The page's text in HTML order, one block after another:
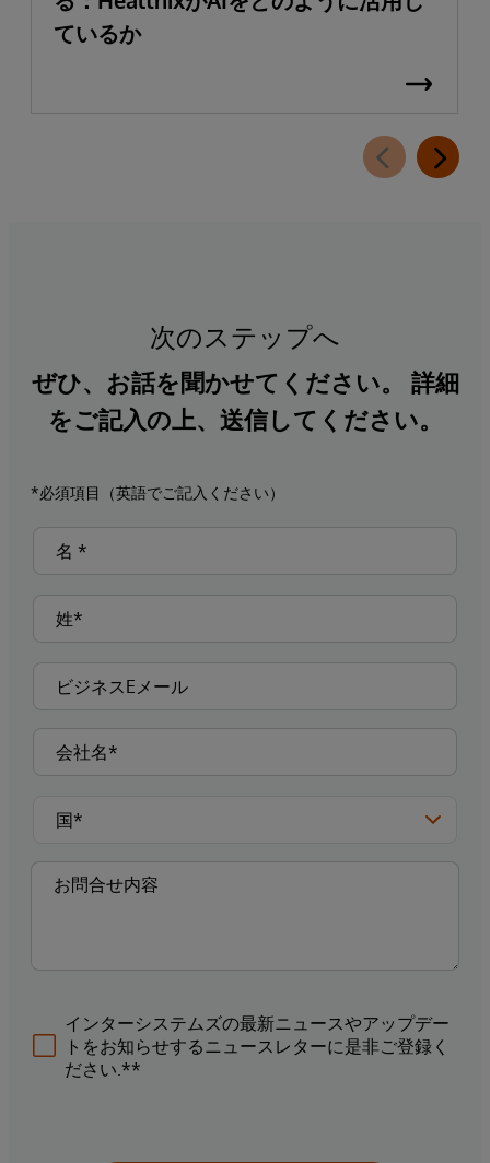
ているか
次のステップへ
ぜひ、お話を聞かせてください。 詳細
をご記入の上、送信してください。
*必須項目（英語でご記入ください）
インターシステムズの最新ニュースやアップデー
トをお知らせするニュースレターに是非ご登録く
ださい.**